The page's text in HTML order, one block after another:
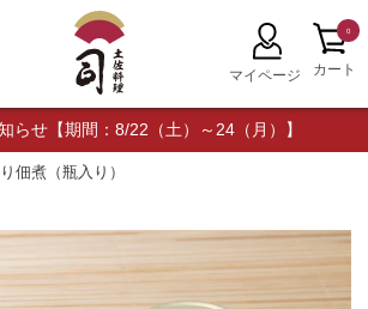
らせ【期間：8/22（土）～24（月）】
0
佃煮（瓶入り）